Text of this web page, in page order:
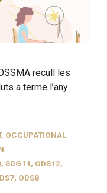
recull les
a terme l’any
, OCCUPATIONAL
,SDG11, ODS12,
, ODS8